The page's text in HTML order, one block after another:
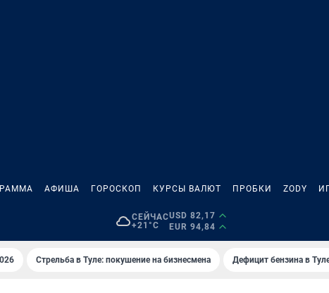
АФИША ГОРОСКОП КУРСЫ ВАЛЮТ ПРОБКИ ZODY
СЕЙЧАС
+21°C
USD 82,17
EUR 94,84
Стрельба в Туле: покушение на бизнесмена Дефицит бензина в